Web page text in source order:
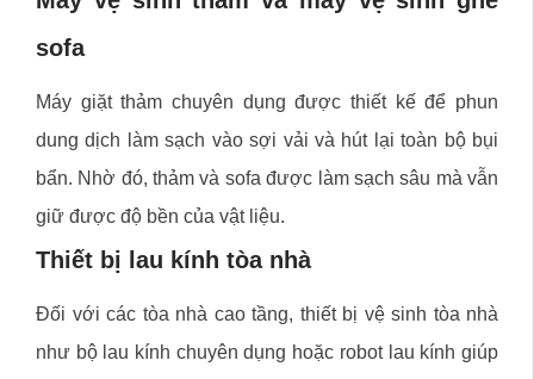
sofa
Máy giặt thảm chuyên dụng được thiết kế để phun
dung dịch làm sạch vào sợi vải và hút lại toàn bộ bụi
bẩn. Nhờ đó, thảm và sofa được làm sạch sâu mà vẫn
giữ được độ bền của vật liệu.
Thiết bị lau kính tòa nhà
Đối với các tòa nhà cao tầng, thiết bị vệ sinh tòa nhà
như bộ lau kính chuyên dụng hoặc robot lau kính giúp